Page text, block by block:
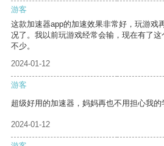
游客
这款加速器app的加速效果非常好，玩游戏
况了。我以前玩游戏经常会输，现在有了
不少。
2024-01-12
游客
超级好用的加速器，妈妈再也不用担心我的
2024-01-12